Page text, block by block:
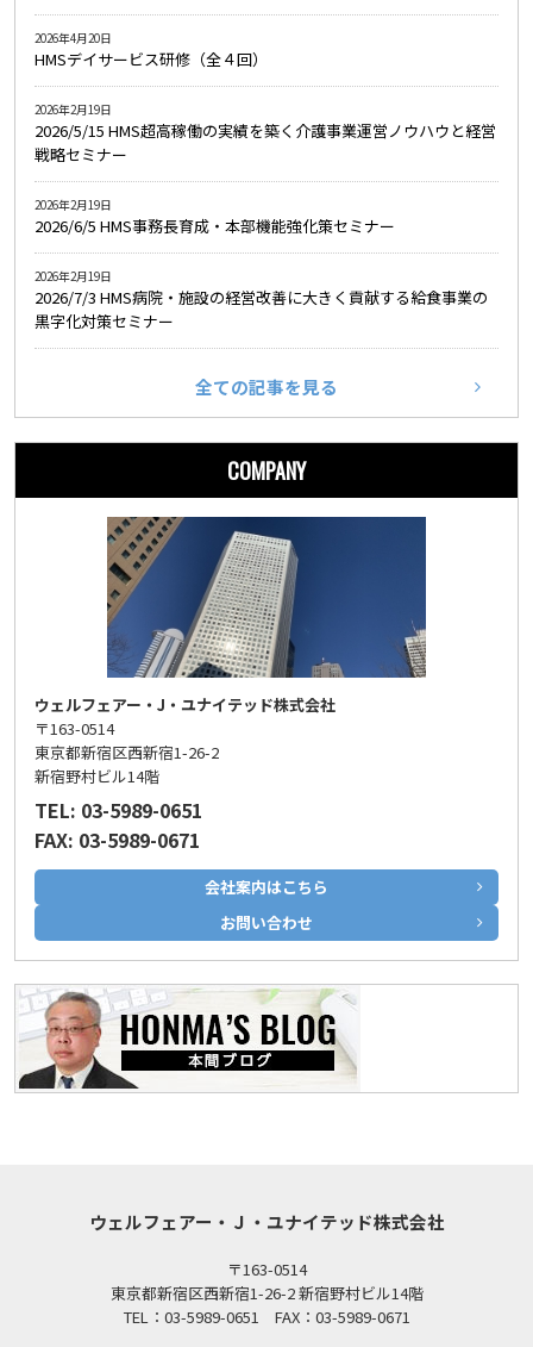
HMSデイサービス研修（全４回）
2026年4月20日
2026/5/15 HMS超高稼働の実績を築く介護事業運営ノウハウと経営
戦略セミナー
2026年2月19日
2026/6/5 HMS事務長育成・本部機能強化策セミナー
2026年2月19日
2026/7/3 HMS病院・施設の経営改善に大きく貢献する給食事業の
黒字化対策セミナー
2026年2月19日
全ての記事を見る
COMPANY
ウェルフェアー・J・ユナイテッド株式会社
〒163-0514
東京都新宿区西新宿1-26-2
新宿野村ビル14階
TEL: 03-5989-0651
FAX: 03-5989-0671
会社案内はこちら
お問い合わせ
ウェルフェアー・Ｊ・ユナイテッド株式会社
〒163-0514
東京都新宿区西新宿1-26-2 新宿野村ビル14階
TEL：03-5989-0651 FAX：03-5989-0671